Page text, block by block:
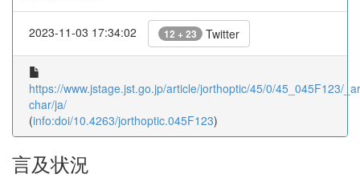
2023-11-03 17:34:02 12 + 23 Twitter
https://www.jstage.jst.go.jp/article/jorthoptic/45/0/45_045F123/
char/ja/
(info:doi/10.4263/jorthoptic.045F123)
言及状況